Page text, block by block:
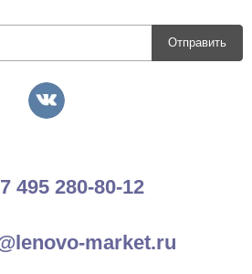
Отправить
495 280-80-12
market.ru